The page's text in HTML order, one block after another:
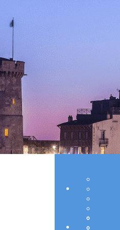
Menu
Ajoutez un
Cliquez pour